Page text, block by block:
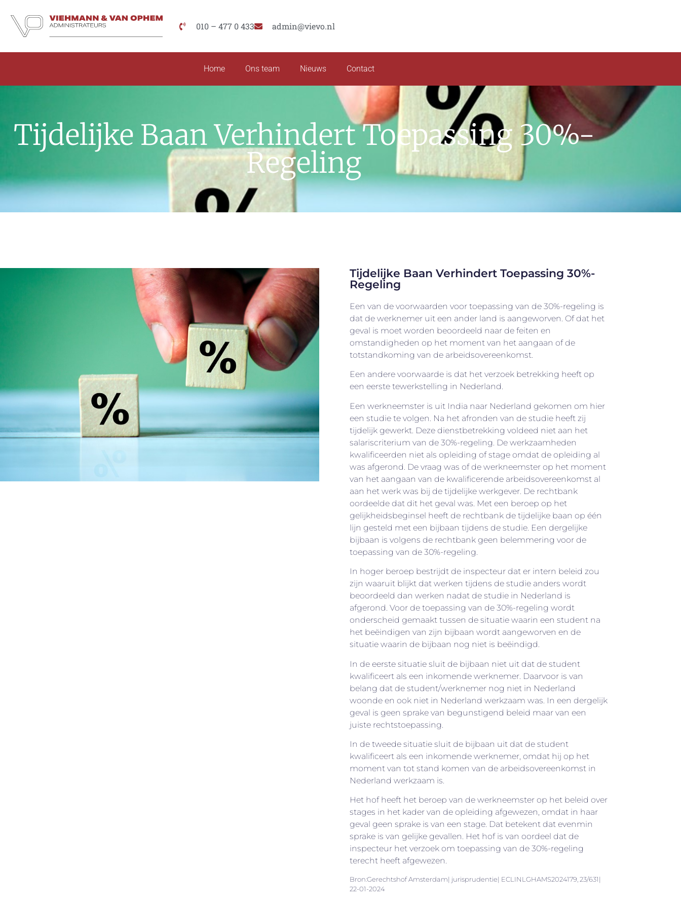
010 – 477 0 433 admin@vievo.nl
Home Ons team Nieuws Contact
Tijdelijke Baan Verhindert Toepassing 30%-
Regeling
Tijdelijke Baan Verhindert Toepassing 30%-
Regeling
Een van de voorwaarden voor toepassing van de 30%-regeling is
dat de werknemer uit een ander land is aangeworven. Of dat het
geval is moet worden beoordeeld naar de feiten en
omstandigheden op het moment van het aangaan of de
totstandkoming van de arbeidsovereenkomst.
Een andere voorwaarde is dat het verzoek betrekking heeft op
een eerste tewerkstelling in Nederland.
Een werkneemster is uit India naar Nederland gekomen om hier
een studie te volgen. Na het afronden van de studie heeft zij
tijdelijk gewerkt. Deze dienstbetrekking voldeed niet aan het
salariscriterium van de 30%-regeling. De werkzaamheden
kwalificeerden niet als opleiding of stage omdat de opleiding al
was afgerond. De vraag was of de werkneemster op het moment
van het aangaan van de kwalificerende arbeidsovereenkomst al
aan het werk was bij de tijdelijke werkgever. De rechtbank
oordeelde dat dit het geval was. Met een beroep op het
gelijkheidsbeginsel heeft de rechtbank de tijdelijke baan op één
lijn gesteld met een bijbaan tijdens de studie. Een dergelijke
bijbaan is volgens de rechtbank geen belemmering voor de
toepassing van de 30%-regeling.
In hoger beroep bestrijdt de inspecteur dat er intern beleid zou
zijn waaruit blijkt dat werken tijdens de studie anders wordt
beoordeeld dan werken nadat de studie in Nederland is
afgerond. Voor de toepassing van de 30%-regeling wordt
onderscheid gemaakt tussen de situatie waarin een student na
het beëindigen van zijn bijbaan wordt aangeworven en de
situatie waarin de bijbaan nog niet is beëindigd.
In de eerste situatie sluit de bijbaan niet uit dat de student
kwalificeert als een inkomende werknemer. Daarvoor is van
belang dat de student/werknemer nog niet in Nederland
woonde en ook niet in Nederland werkzaam was. In een dergelijk
geval is geen sprake van begunstigend beleid maar van een
juiste rechtstoepassing.
In de tweede situatie sluit de bijbaan uit dat de student
kwalificeert als een inkomende werknemer, omdat hij op het
moment van tot stand komen van de arbeidsovereenkomst in
Nederland werkzaam is.
Het hof heeft het beroep van de werkneemster op het beleid over
stages in het kader van de opleiding afgewezen, omdat in haar
geval geen sprake is van een stage. Dat betekent dat evenmin
sprake is van gelijke gevallen. Het hof is van oordeel dat de
inspecteur het verzoek om toepassing van de 30%-regeling
terecht heeft afgewezen.
Bron:Gerechtshof Amsterdam| jurisprudentie| ECLINLGHAMS2024179, 23/631|
22-01-2024